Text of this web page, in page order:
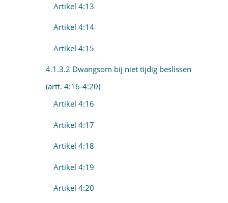
Artikel 4:13
Artikel 4:14
Artikel 4:15
4.1.3.2 Dwangsom bij niet tijdig beslissen
(artt. 4:16-4:20)
Artikel 4:16
Artikel 4:17
Artikel 4:18
Artikel 4:19
Artikel 4:20